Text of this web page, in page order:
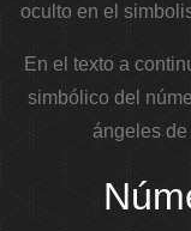
oculto en el
En el texto a
simbólico del
ángeles